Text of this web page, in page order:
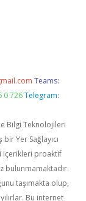
Teams:
0 726 Telegram:
Bilgi Teknolojileri
Yer Sağlayıcı
içerikleri proaktif
bulunmamaktadır.
taşımakta olup,
Bu internet